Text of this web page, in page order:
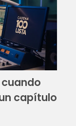
capítulo